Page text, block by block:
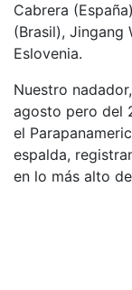
Cabrera
(Brasil), Jingang
Eslovenia.
Nuestro
agosto pero del
el
espalda,
en lo más alto